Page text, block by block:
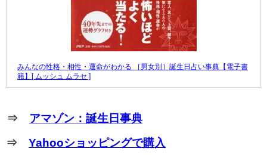
みんなの性格・相性・運命がわかる ［男女別］誕生日占い事典【電子書
籍】[ ムッシュ ムラセ ]
⇒ アマゾン：誕生日事典
⇒ Yahooショッピングで購入